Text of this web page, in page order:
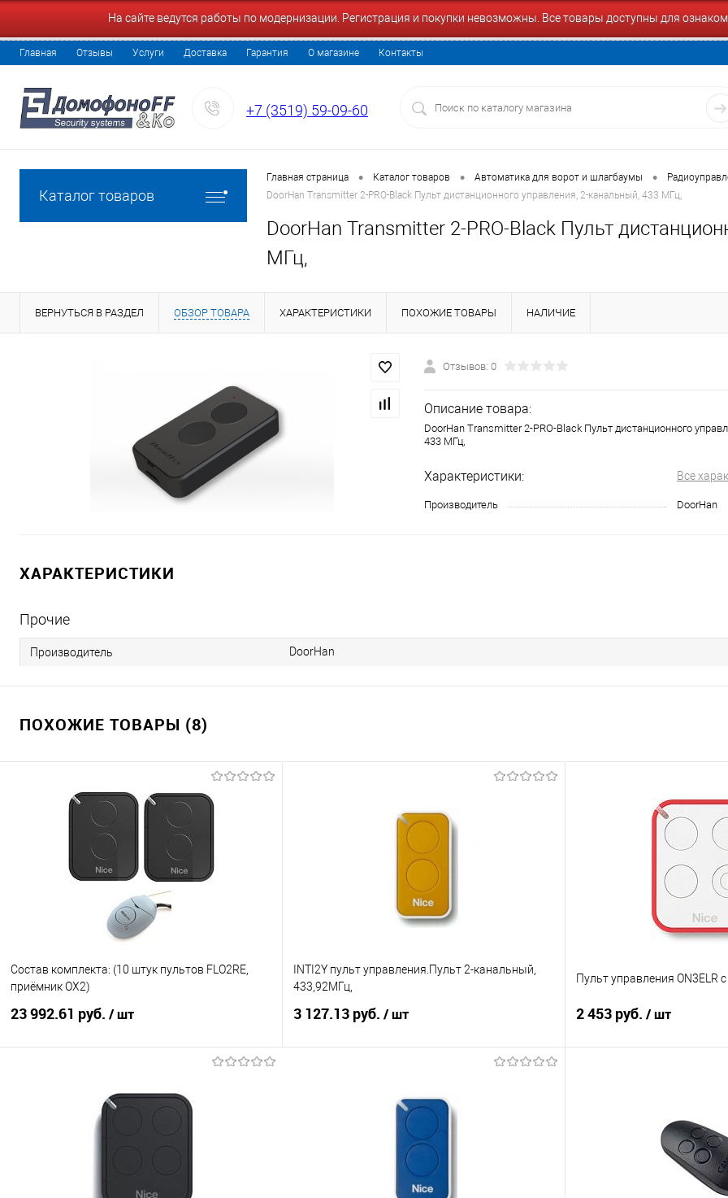
На сайте ведутся работы по модернизации. Регистрация и покупки невозможны. Все товары доступны для
Главная Отзывы Услуги Доставка Гарантия О магазине Контакты
+7 (3519) 59-09-60
Каталог товаров
Главная страница • Каталог товаров • Автоматика для ворот и шлагбаумы •
DoorHan Transmitter 2-PRO-Black Пульт дистанционного управления, 2-канальный, 433 МГц,
DoorHan Transmitter 2-PRO-Black Пульт
МГц,
ВЕРНУТЬСЯ В РАЗДЕЛ ОБЗОР ТОВАРА ХАРАКТЕРИСТИКИ ПОХОЖИЕ ТОВАРЫ НАЛИЧИЕ
Отзывов: 0
Описание товара:
DoorHan Transmitter 2-PRO-Black Пульт дистанционного
433 МГц,
Характеристики: Все
Производитель DoorHan
ХАРАКТЕРИСТИКИ
Прочие
Производитель DoorHan
ПОХОЖИЕ ТОВАРЫ (8)
Состав комплекта: (10 штук пультов FLO2RE,
приёмник OX2)
23 992.61 руб. / шт
Купить в 1 клик
INTI2Y пульт управления.Пульт 2-канальный,
433,92МГц,
3 127.13 руб. / шт
Пульт управления ON3ELR
2 453 руб. / шт
Купить в 1 клик